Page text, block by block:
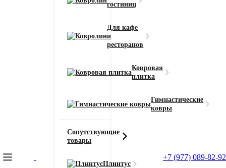
гостиниц
Для кафе
и
ресторанов
Ковровая
плитка
Гимнастические
ковры
Сопутствующие
товары
Плинтус
+7 (977) 089-82-92